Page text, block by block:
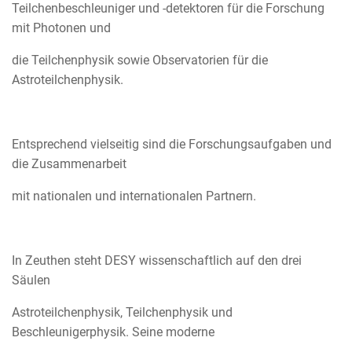
Teilchenbeschleuniger und -detektoren für die Forschung
mit Photonen und
die Teilchenphysik sowie Observatorien für die
Astroteilchenphysik.
Entsprechend vielseitig sind die Forschungsaufgaben und
die Zusammenarbeit
mit nationalen und internationalen Partnern.
In Zeuthen steht DESY wissenschaftlich auf den drei
Säulen
Astroteilchenphysik, Teilchenphysik und
Beschleunigerphysik. Seine moderne